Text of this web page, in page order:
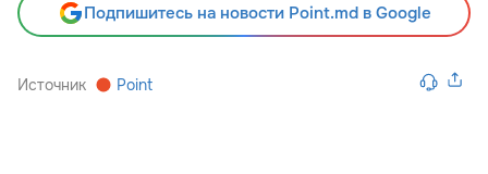
Подпишитесь на новости Point.md в Google
Источник Point